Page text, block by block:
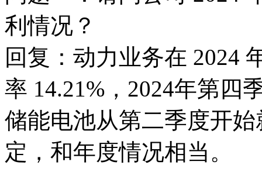
利情况？
回复：动力业务在 2024
率 14.21%，2024年第四
储能电池从第二季度开
定，和年度情况相当。